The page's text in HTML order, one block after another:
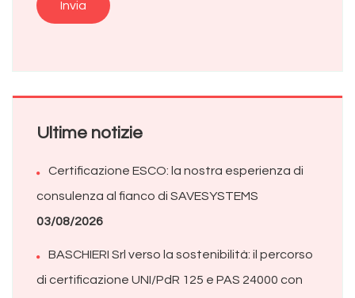
Ultime notizie
Certificazione ESCO: la nostra esperienza di
consulenza al fianco di SAVESYSTEMS
03/08/2026
BASCHIERI Srl verso la sostenibilità: il percorso
di certificazione UNI/PdR 125 e PAS 24000 con